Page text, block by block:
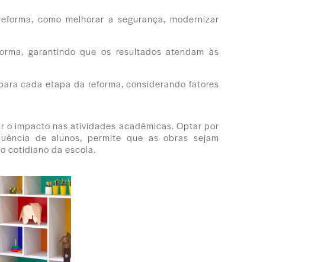
como melhorar a segurança, modernizar
garantindo que os resultados atendam às
cada etapa da reforma, considerando fatores
o impacto nas atividades acadêmicas. Optar por
de alunos, permite que as obras sejam
cotidiano da escola.